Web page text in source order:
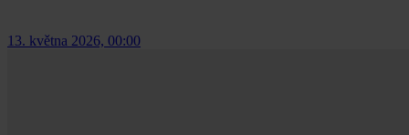
13. května 2026, 00:00